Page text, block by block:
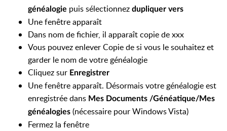
généalogie puis sélectionnez dupliquer vers
Une fenêtre apparaît
Dans nom de fichier, il apparaît copie de xxx
Vous pouvez enlever Copie de si vous le souhaitez et
garder le nom de votre généalogie
Cliquez sur Enregistrer
Une fenêtre apparaît. Désormais votre généalogie est
enregistrée dans Mes Documents /Généatique/Mes
généalogies (nécessaire pour Windows Vista)
Fermez la fenêtre